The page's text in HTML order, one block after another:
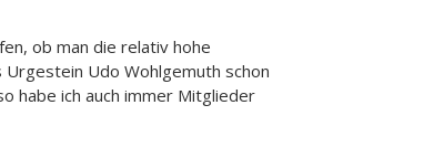
ob man die relativ hohe
Urgestein Udo Wohlgemuth schon
habe ich auch immer Mitglieder